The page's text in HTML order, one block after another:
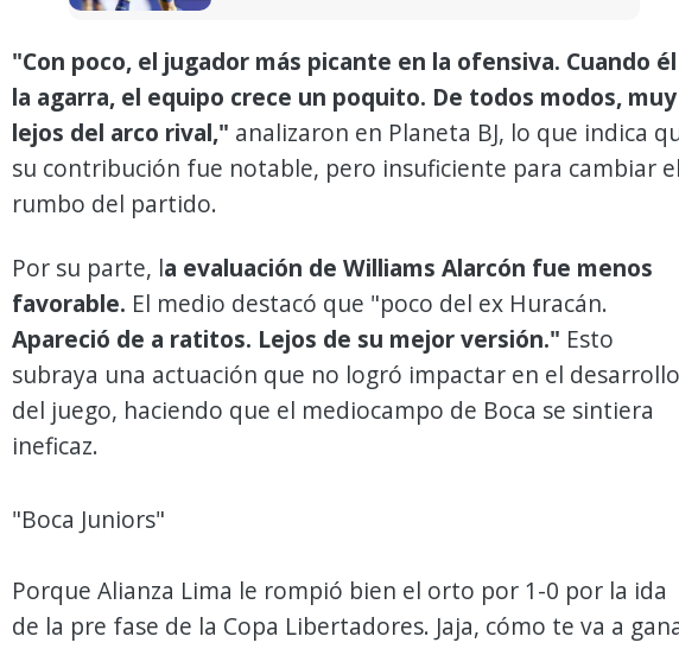
"Con poco, el jugador más picante en la ofensiva. Cuando él
la agarra, el equipo crece un poquito. De todos modos, muy
lejos del arco rival," analizaron en Planeta BJ, lo que indica
su contribución fue notable, pero insuficiente para cambiar el
rumbo del partido.
Por su parte, la evaluación de Williams Alarcón fue menos
favorable. El medio destacó que "poco del ex Huracán.
Apareció de a ratitos. Lejos de su mejor versión." Esto
subraya una actuación que no logró impactar en el desarrollo
del juego, haciendo que el mediocampo de Boca se sintiera
ineficaz.
"Boca Juniors"
Porque Alianza Lima le rompió bien el orto por 1-0 por la ida
de la pre fase de la Copa Libertadores. Jaja, cómo te va a